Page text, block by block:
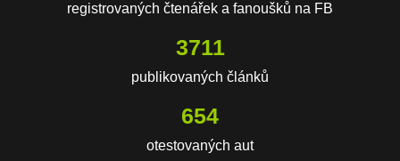
registrovaných čtenářek a fanoušků na FB
3711
publikovaných článků
654
otestovaných aut